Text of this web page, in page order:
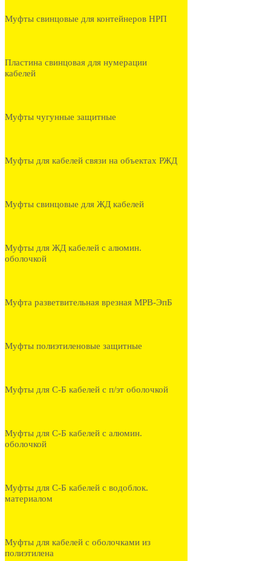
Муфты свинцовые для контейнеров НРП
Пластина свинцовая для нумерации
кабелей
Муфты чугунные защитные
Муфты для кабелей связи на объектах РЖД
Муфты свинцовые для ЖД кабелей
Муфты для ЖД кабелей с алюмин.
оболочкой
Муфта разветвительная врезная МРВ-ЭпБ
Муфты полиэтиленовые защитные
Муфты для С-Б кабелей с п/эт оболочкой
Муфты для С-Б кабелей с алюмин.
оболочкой
Муфты для С-Б кабелей с водоблок.
материалом
Муфты для кабелей с оболочками из
полиэтилена